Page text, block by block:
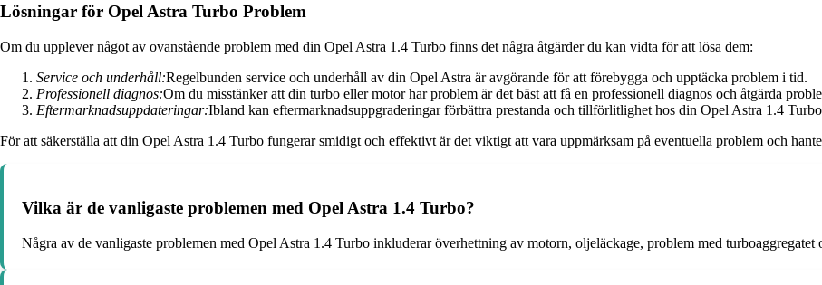
Lösningar för Opel Astra Turbo Problem
Om du upplever något av ovanstående problem med din Opel Astra 1.4 Turbo finns det några åtgärder du kan vidta för att lösa dem:
Service och underhåll:Regelbunden service och underhåll av din Opel Astra är avgörande för att förebygga och upptäcka problem i tid.
Professionell diagnos:Om du misstänker att din turbo eller motor har problem är det bäst att få en professionell diagnos och åtgärda
Eftermarknadsuppdateringar:Ibland kan eftermarknadsuppgraderingar förbättra prestanda och tillförlitlighet hos din Opel Astra 1.4
För att säkerställa att din Opel Astra 1.4 Turbo fungerar smidigt och effektivt är det viktigt att vara uppmärksam på eventuella problem och
Vilka är de vanligaste problemen med Opel Astra 1.4 Turbo?
Några av de vanligaste problemen med Opel Astra 1.4 Turbo inkluderar överhettning av motorn, oljeläckage, problem med turboaggregatet